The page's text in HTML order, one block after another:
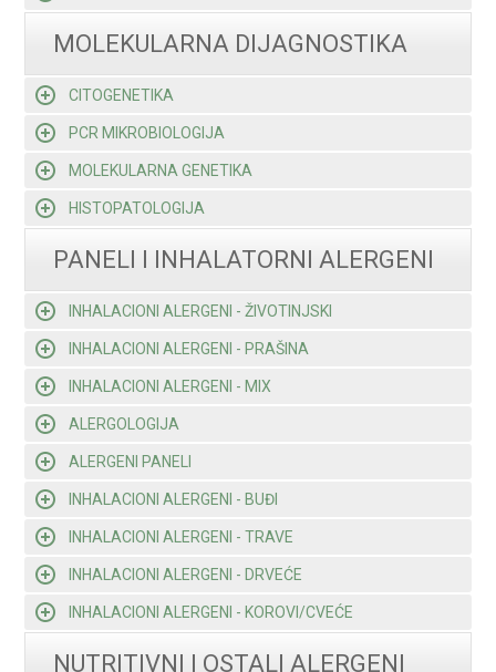
MOLEKULARNA DIJAGNOSTIKA
CITOGENETIKA
PCR MIKROBIOLOGIJA
MOLEKULARNA GENETIKA
HISTOPATOLOGIJA
PANELI I INHALATORNI ALERGENI
INHALACIONI ALERGENI - ŽIVOTINJSKI
INHALACIONI ALERGENI - PRAŠINA
INHALACIONI ALERGENI - MIX
ALERGOLOGIJA
ALERGENI PANELI
INHALACIONI ALERGENI - BUĐI
INHALACIONI ALERGENI - TRAVE
INHALACIONI ALERGENI - DRVEĆE
INHALACIONI ALERGENI - KOROVI/CVEĆE
NUTRITIVNI I OSTALI ALERGENI